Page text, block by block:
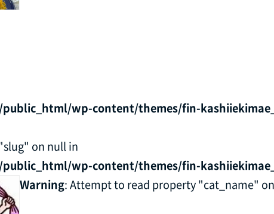
wp-content/themes/fin-
on null in
wp-content/themes/fin-
Warning: Attempt to read property "cat_name"